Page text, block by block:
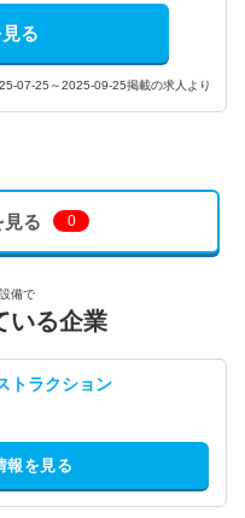
る
07-25～2025-09-25掲載の求人より
見る 0
備で
いる企業
トラクション
報を見る